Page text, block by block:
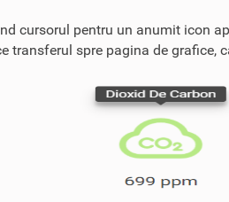
cursorul pentru un anumit icon
spre pagina de grafice,